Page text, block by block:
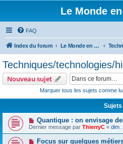
Le Monde
FAQ
Index du forum Le Monde en Chantier
Techniques/technologies/
Nouveau sujet
Marquer tous les sujets comme
Sujets
Quantique : on envisage
Dernier message par ThierryC « dim.
Focus sur quelques